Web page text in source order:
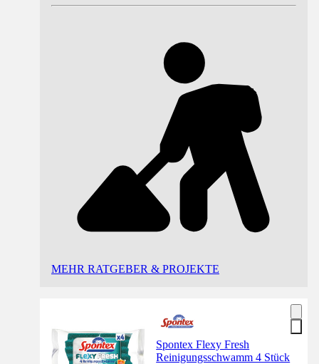
MEHR RATGEBER & PROJEKTE
Spontex Flexy Fresh
Reinigungsschwamm 4 Stück